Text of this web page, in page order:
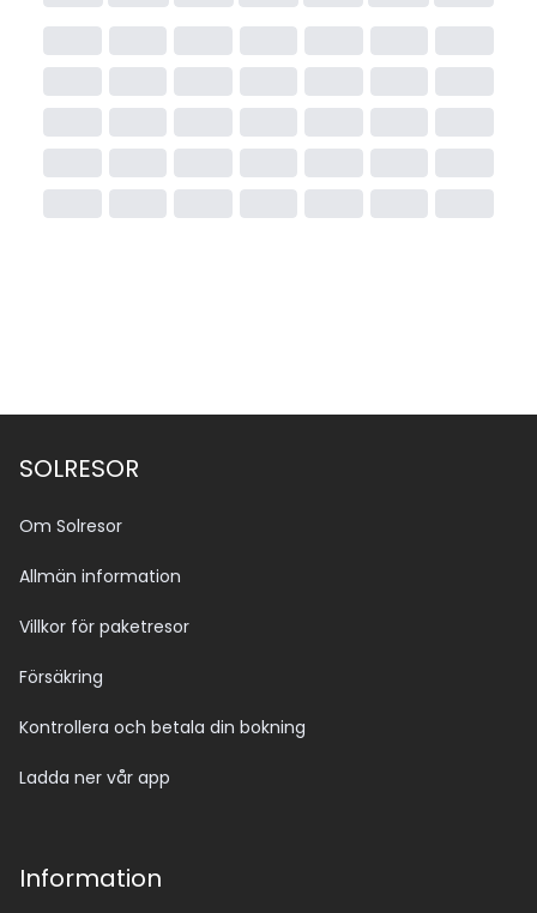
SOLRESOR
Om Solresor
Allmän information
Villkor för paketresor
Försäkring
Kontrollera och betala din bokning
Ladda ner vår app
Information